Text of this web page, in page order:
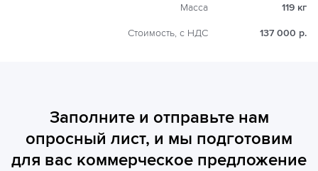
Масса 119 кг
Стоимость, с НДС 137 000 р.
Заполните и отправьте нам
опросный лист, и мы подготовим
для вас коммерческое предложение